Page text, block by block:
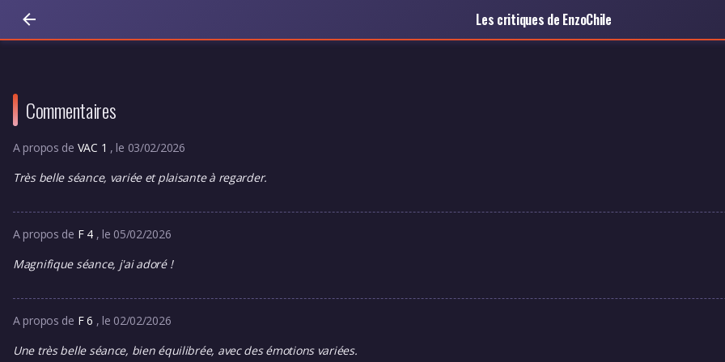
Les critiques de EnzoChile
Commentaires
A propos de VAC 1 , le 03/02/2026
Très belle séance, variée et plaisante à regarder.
A propos de F 4 , le 05/02/2026
Magnifique séance, j'ai adoré !
A propos de F 6 , le 02/02/2026
Une très belle séance, bien équilibrée, avec des émotions variées.